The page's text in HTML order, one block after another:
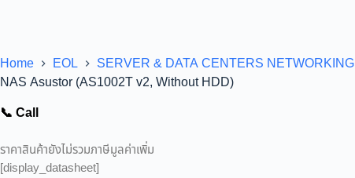
Home EOL SERVER & DATA CENTERS NETWORKING
NAS Asustor (AS1002T v2, Without HDD)
📞 Call
ราคาสินค้ายังไม่รวมภาษีมูลค่าเพิ่ม
[display_datasheet]